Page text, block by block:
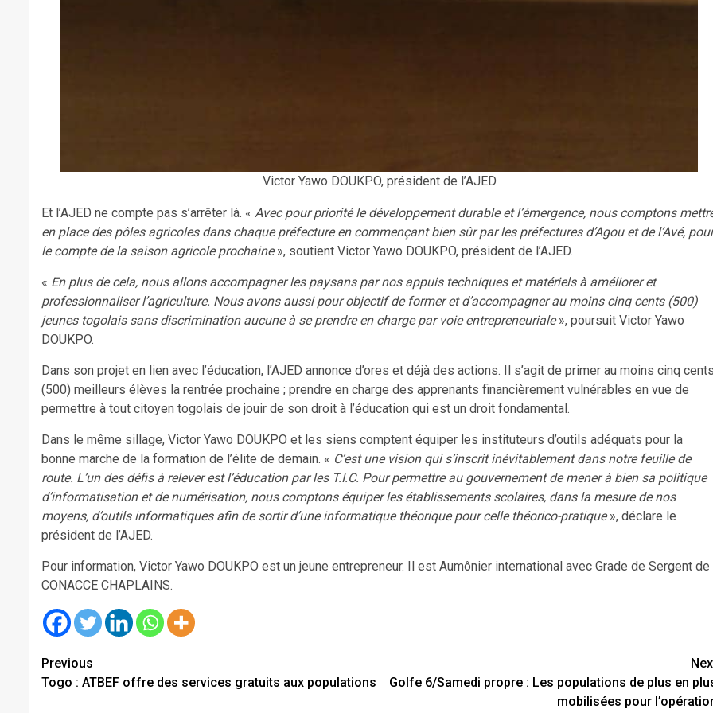
Victor Yawo DOUKPO, président de l’AJED
Et l’AJED ne compte pas s’arrêter là. « Avec pour priorité le développement durable et l’émergence, nous comptons
en place des pôles agricoles dans chaque préfecture en commençant bien sûr par les préfectures d’Agou et de l’Avé, pour
le compte de la saison agricole prochaine», soutient Victor Yawo DOUKPO, président de l’AJED.
« En plus de cela, nous allons accompagner les paysans par nos appuis techniques et matériels à améliorer et
professionnaliser l’agriculture. Nous avons aussi pour objectif de former et d’accompagner au moins cinq cents (500)
jeunes togolais sans discrimination aucune à se prendre en charge par voie entrepreneuriale», poursuit Victor Yawo
DOUKPO.
Dans son projet en lien avec l’éducation, l’AJED annonce d’ores et déjà des actions. Il s’agit de primer au moins cinq
(500) meilleurs élèves la rentrée prochaine ; prendre en charge des apprenants financièrement vulnérables en vue de
permettre à tout citoyen togolais de jouir de son droit à l’éducation qui est un droit fondamental.
Dans le même sillage, Victor Yawo DOUKPO et les siens comptent équiper les instituteurs d’outils adéquats pour la
bonne marche de la formation de l’élite de demain. « C’est une vision qui s’inscrit inévitablement dans notre feuille de
route. L’un des défis à relever est l’éducation par les T.I.C. Pour permettre au gouvernement de mener à bien sa politique
d’informatisation et de numérisation, nous comptons équiper les établissements scolaires, dans la mesure de nos
moyens, d’outils informatiques afin de sortir d’une informatique théorique pour celle théorico-pratique», déclare le
président de l’AJED.
Pour information, Victor Yawo DOUKPO est un jeune entrepreneur. Il est Aumônier international avec Grade de Sergent de
CONACCE CHAPLAINS.
Continue
Reading
Previous
Togo : ATBEF offre des services gratuits aux populations
Golfe 6/Samedi propre : Les populations de plus en
mobilisées pour